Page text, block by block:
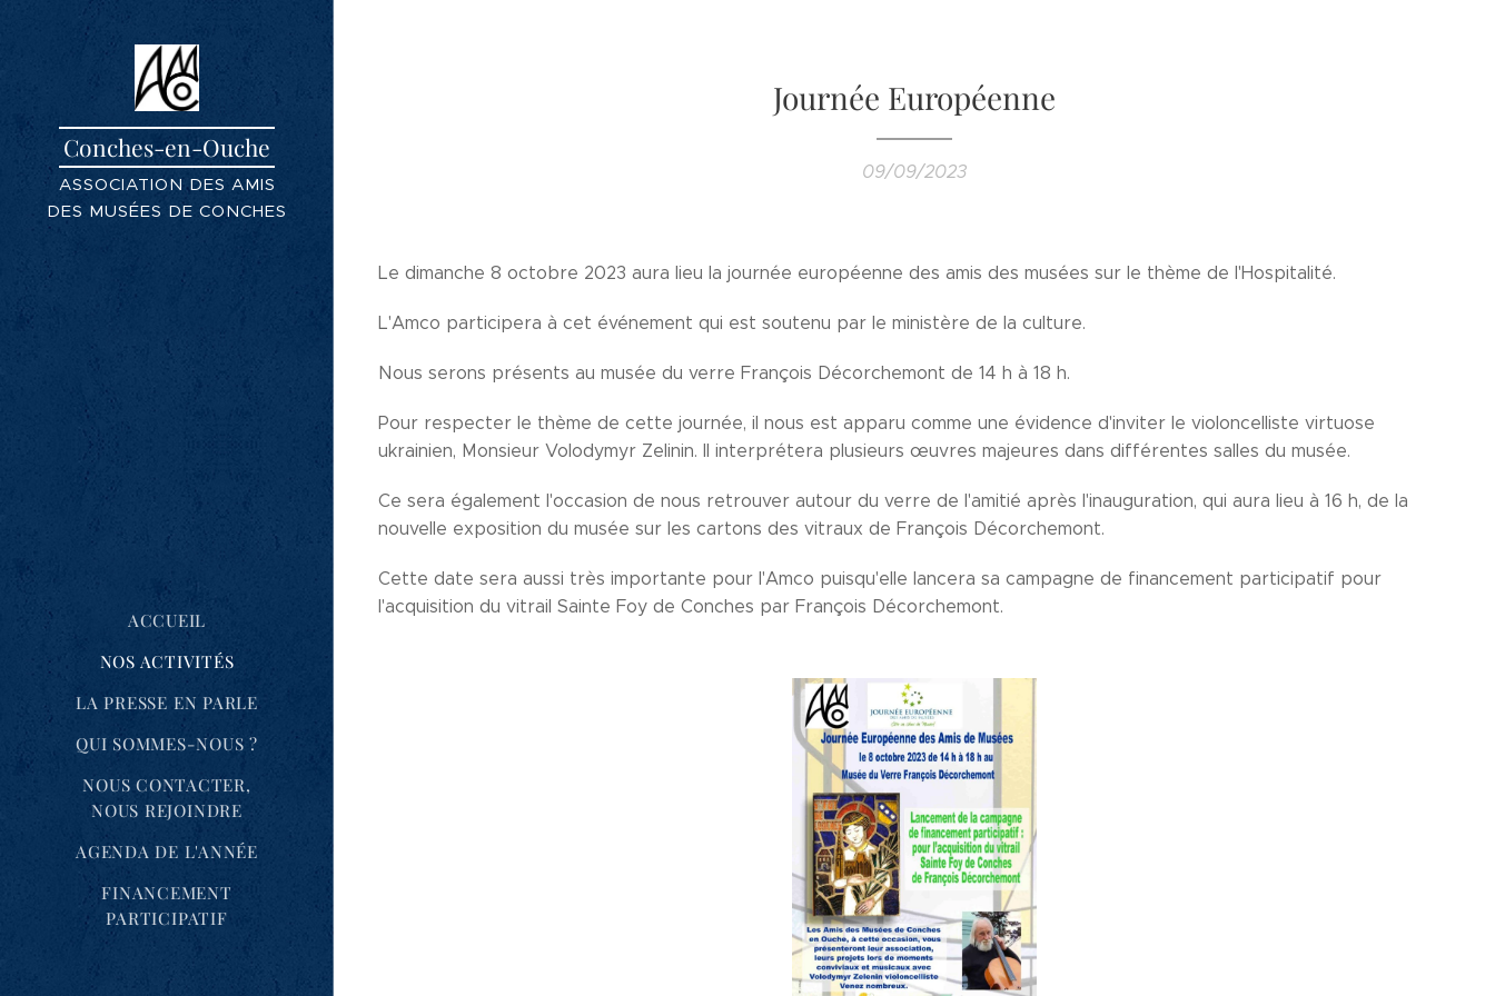
Conches-en-Ouche
ASSOCIATION DES AMIS
DES MUSÉES DE CONCHES
CONCHESCONCHESOUCHE
ACCUEIL
NOS ACTIVITÉS
LA PRESSE EN PARLE
QUI SOMMES-NOUS ?
NOUS CONTACTER,
NOUS REJOINDRE
AGENDA DE L'ANNÉE
FINANCEMENT
PARTICIPATIF
Journée Européenne
09/09/2023
Le dimanche 8 octobre 2023 aura lieu la journée européenne des amis des musées sur le thème de l'Hospitalité.
L'Amco participera à cet événement qui est soutenu par le ministère de la culture.
Nous serons présents au musée du verre François Décorchemont de 14 h à 18 h.
Pour respecter le thème de cette journée, il nous est apparu comme une évidence d'inviter le violoncelliste virtuose
ukrainien, Monsieur Volodymyr Zelinin. Il interprétera plusieurs œuvres majeures dans différentes salles du musée.
Ce sera également l'occasion de nous retrouver autour du verre de l'amitié après l'inauguration, qui aura lieu à 16 h, de la
nouvelle exposition du musée sur les cartons des vitraux de François Décorchemont.
Cette date sera aussi très importante pour l'Amco puisqu'elle lancera sa campagne de financement participatif pour
l'acquisition du vitrail Sainte Foy de Conches par François Décorchemont.